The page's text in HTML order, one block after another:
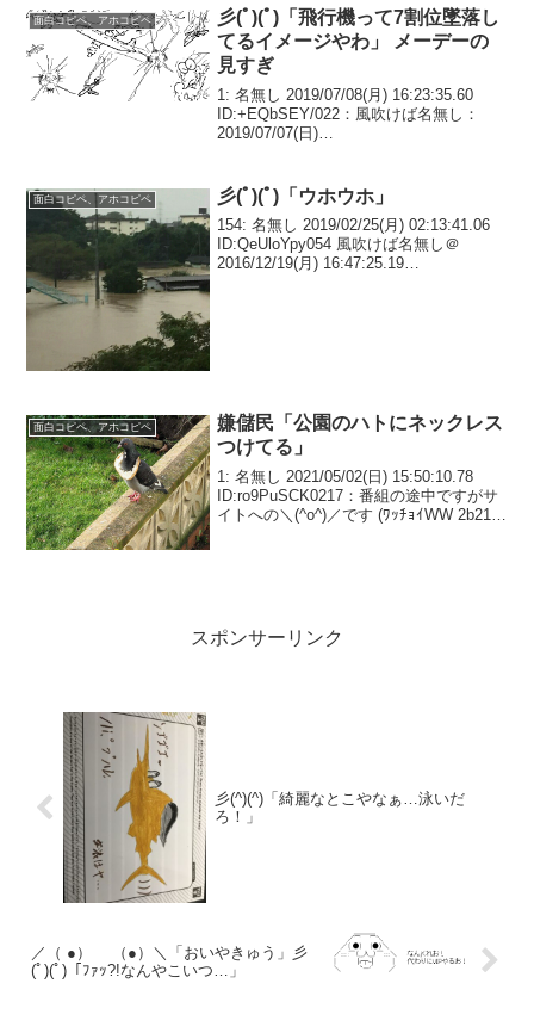
面白コピペ、アホコピペ
彡(ﾟ)(ﾟ)「飛行機って7割位墜落し
てるイメージやわ」 メーデーの
見すぎ
1: 名無し 2019/07/08(月) 16:23:35.60
ID:+EQbSEY/022：風吹けば名無し：
2019/07/07(日)
面白コピペ、アホコピペ 彡(ﾟ)(ﾟ)「ウホウホ」
154: 名無し 2019/02/25(月) 02:13:41.06
ID:QeUloYpy054 風吹けば名無し＠
2016/12/19(月) 16:47:25.19
面白コピペ、アホコピペ
嫌儲民「公園のハトにネックレス
つけてる」
1: 名無し 2021/05/02(日) 15:50:10.78
ID:ro9PuSCK0217：番組の途中ですがサ
イトへの＼(^o^)／です (ﾜｯﾁｮｲWW 2b21-
スポンサーリンク
彡(^)(^)「綺麗なとこやなぁ…泳いだ
ろ！」
／（ ●） （●）＼「おいやきゅう」彡
(ﾟ)(ﾟ)「ﾌｧｯ?!なんやこいつ…」